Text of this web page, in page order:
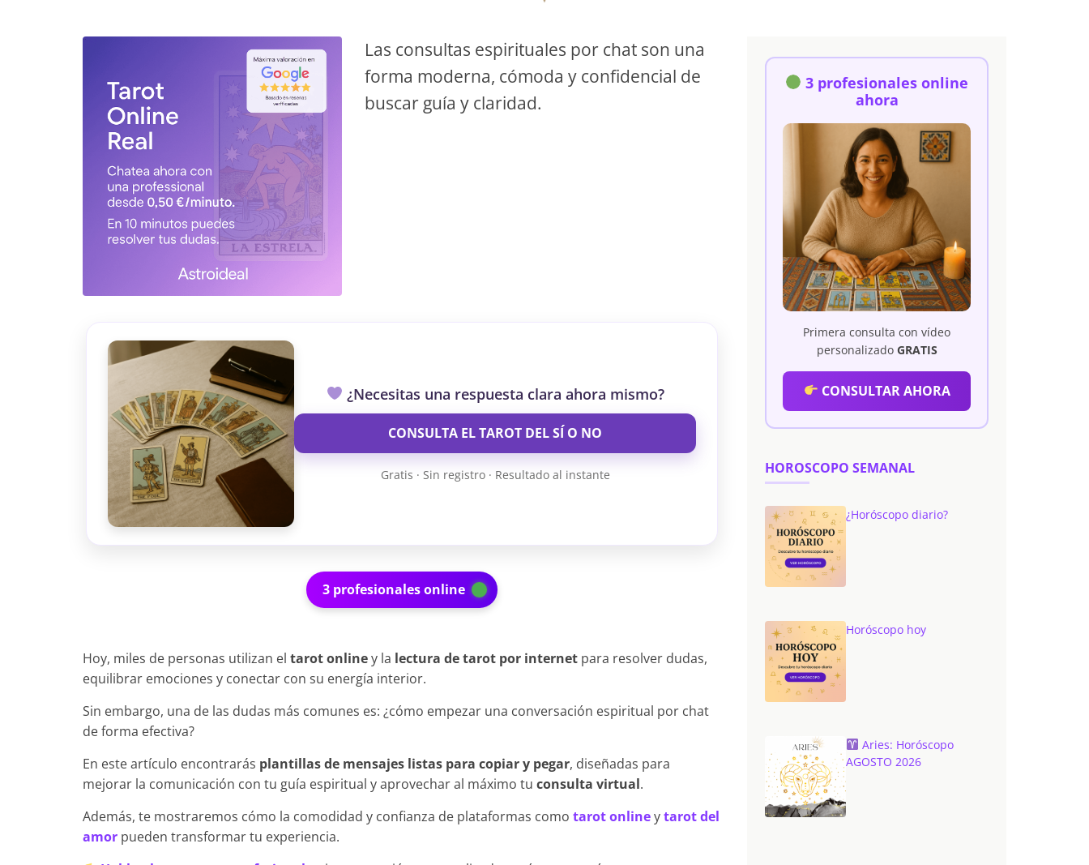
Las consultas espirituales por chat son una
forma moderna, cómoda y confidencial de
buscar guía y claridad.
¿Necesitas una respuesta clara ahora mismo?
CONSULTA EL TAROT DEL SÍ O NO
Gratis · Sin registro · Resultado al instante
3 profesionales online
Hoy, miles de personas utilizan el tarot onliney la lectura de tarot por internet para resolver dudas,
equilibrar emociones y conectar con su energía interior.
Sin embargo, una de las dudas más comunes es: ¿cómo empezar una conversación espiritual por chat
de forma efectiva?
En este artículo encontrarás plantillas de mensajes listas para copiar y pegar, diseñadas para
mejorar la comunicación con tu guía espiritual y aprovechar al máximo tu consulta virtual.
Además, te mostraremos cómo la comodidad y confianza de plataformas como tarot onlineytarot del
amor pueden transformar tu experiencia.
3 profesionales online
ahora
Primera consulta con vídeo
personalizado GRATIS
CONSULTAR AHORA
HOROSCOPO SEMANAL
¿Horóscopo diario?
Horóscopo hoy
Aries: Horóscopo
AGOSTO 2026
CONSIGUE TUS 5 MINUTOS
✓ Sin cargos automáticos. El chat se detiene al finalizar el crédito